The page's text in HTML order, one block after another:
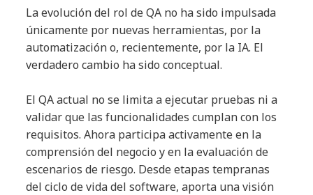
La evolución del rol de QA no ha sido impulsada
únicamente por nuevas herramientas, por la
automatización o, recientemente, por la IA. El
verdadero cambio ha sido conceptual.
El QA actual no se limita a ejecutar pruebas ni a
validar que las funcionalidades cumplan con los
requisitos. Ahora participa activamente en la
comprensión del negocio y en la evaluación de
escenarios de riesgo. Desde etapas tempranas
del ciclo de vida del software, aporta una visión